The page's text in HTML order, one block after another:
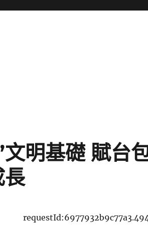
文明基礎 賦台
長